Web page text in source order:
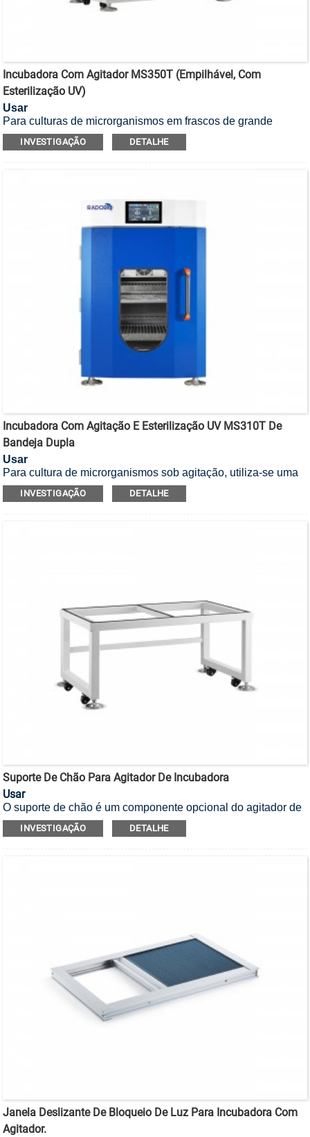
Incubadora Com Agitador MS350T (empilhável, Com
Esterilização UV)
Usar
Para culturas de microrganismos em frascos de grande
volume com agitação, existe uma incubadora agitadora
empilhável com esterilização UV.
INVESTIGAÇÃO DETALHE
Incubadora Com Agitação E Esterilização UV MS310T De
Bandeja Dupla
Usar
Para cultura de microrganismos sob agitação, utiliza-se uma
incubadora com esterilização UV e agitação, equipada com
bandeja dupla.
INVESTIGAÇÃO DETALHE
Suporte De Chão Para Agitador De Incubadora
Usar
O suporte de chão é um componente opcional do agitador de
incubação.Para atender à demanda do usuário por uma
operação conveniente do agitador.
INVESTIGAÇÃO DETALHE
Janela Deslizante De Bloqueio De Luz Para Incubadora Com
Agitador.